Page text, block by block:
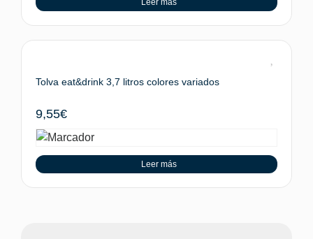
Tolva eat&drink 3,7 litros colores variados
9,55€
Leer más